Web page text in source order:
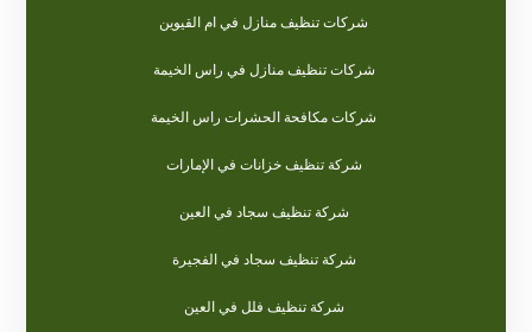
شركات تنظيف منازل في ام القيوين
شركات تنظيف منازل في راس الخيمة
شركات مكافحة الحشرات راس الخيمة
شركة تنظيف خزانات في الإمارات
شركة تنظيف سجاد في العين
شركة تنظيف سجاد في الفجيرة
شركة تنظيف فلل في العين